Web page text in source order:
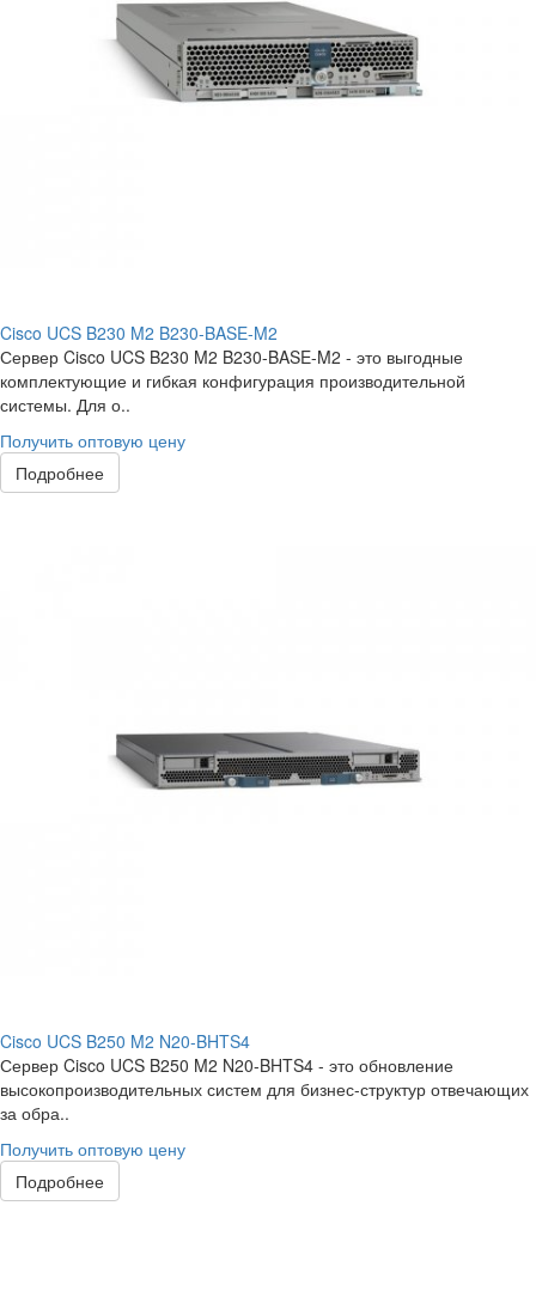
Cisco UCS B230 M2 B230-BASE-M2
Сервер Cisco UCS B230 M2 B230-BASE-M2 - это выгодные
комплектующие и гибкая конфигурация производительной
системы. Для о..
Получить оптовую цену
Подробнее
Cisco UCS B250 M2 N20-BHTS4
Сервер Cisco UCS B250 M2 N20-BHTS4 - это обновление
высокопроизводительных систем для бизнес-структур отвечающих
за обра..
Получить оптовую цену
Подробнее